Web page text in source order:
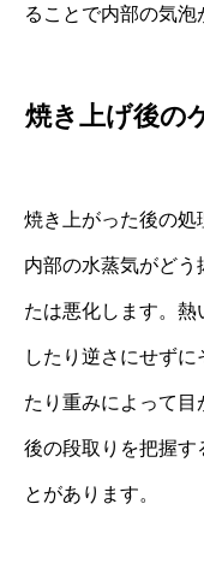
ることで内部の気泡
焼き上げ後の
焼き上がった後の処
内部の水蒸気がどう
たは悪化します。
したり逆さにせず
たり重みによって
後の段取りを把握す
とがあります。